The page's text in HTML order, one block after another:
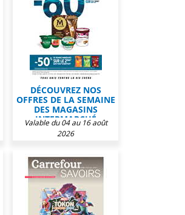
DÉCOUVREZ NOS
OFFRES DE LA SEMAINE
DES MAGASINS
INTERMARCHÉ
Valable du 04 au 16 août
2026